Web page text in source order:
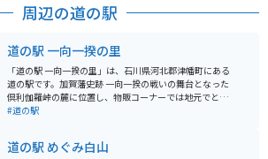
周辺の道の駅
道の駅 一向一揆の里
「道の駅 一向一揆の里」は、石川県河北郡津幡町にある
道の駅です。加賀藩史跡 一向一揆の戦いの舞台となった
倶利伽羅峠の麓に位置し、物販コーナーでは地元でとれ
た新鮮な野菜や特産品を販売しています。 レストランで
合、道の駅には広い駐車場が完備されているので安心で
#道の駅
道の駅 めぐみ白山